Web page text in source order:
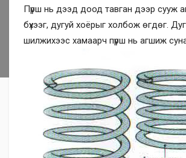
Пүрш нь дээд доод тавган дээр сууж
бүхээг, дугуй хоёрыг холбож өгдөг.
шилжихээс хамаарч пүрш нь агшиж